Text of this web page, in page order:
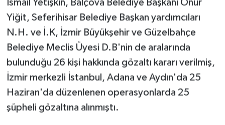
İsmail Yetişkin, Balçova Belediye Başkanı Onur
Yiğit, Seferihisar Belediye Başkan yardımcıları
N.H. ve İ.K, İzmir Büyükşehir ve Güzelbahçe
Belediye Meclis Üyesi D.B'nin de aralarında
bulunduğu 26 kişi hakkında gözaltı kararı verilmiş,
İzmir merkezli İstanbul, Adana ve Aydın'da 25
Haziran'da düzenlenen operasyonlarda 25
şüpheli gözaltına alınmıştı.